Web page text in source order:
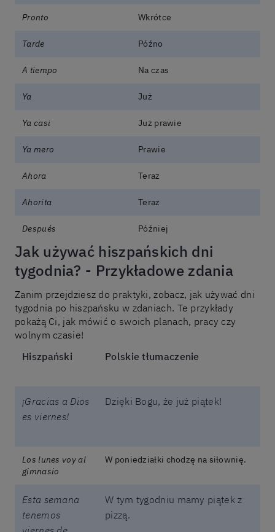
Pronto Wkrótce
Tarde Późno
A tiempo Na czas
Ya Już
Ya casi Już prawie
Ya mero Prawie
Ahora Teraz
Ahorita Teraz
Después Później
Jak używać hiszpańskich dni
tygodnia? - Przykładowe zdania
Zanim przejdziesz do praktyki, zobacz, jak używać dni
tygodnia po hiszpańsku w zdaniach. Te przykłady
pokażą Ci, jak mówić o swoich planach, pracy czy
wolnym czasie!
Hiszpański
Polskie tłumaczenie
¡Gracias a Dios
es viernes!
Dzięki Bogu, że już piątek!
Los lunes voy al
gimnasio
W poniedziałki chodzę na siłownię.
Esta semana
tenemos
W tym tygodniu mamy piątek z
pizzą.